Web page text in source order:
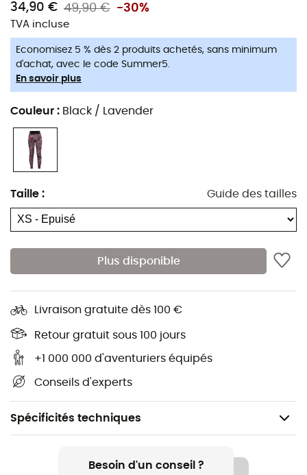
34,90 € 49,90 € -30%
TVA incluse
Economisez 5 % dès 2 produits achetés, sans minimum
d'achat, avec le code Summer5.
En savoir plus
Couleur : Black / Lavender
Taille : Guide des tailles
Plus disponible
Livraison gratuite dès 100 €
Retour gratuit sous 100 jours
+1 000 000 d'aventuriers équipés
Conseils d'experts
Spécificités techniques
Trail / Running / LifestyleBesoin d'un conseil ?